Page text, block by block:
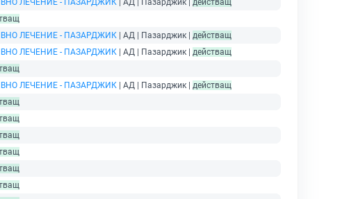
ЛЕЧЕНИЕ - ПАЗАРДЖИК | АД | Пазарджик | действащ
ЛЕЧЕНИЕ - ПАЗАРДЖИК | АД | Пазарджик | действащ
ЛЕЧЕНИЕ - ПАЗАРДЖИК | АД | Пазарджик | действащ
ЛЕЧЕНИЕ - ПАЗАРДЖИК | АД | Пазарджик | действащ